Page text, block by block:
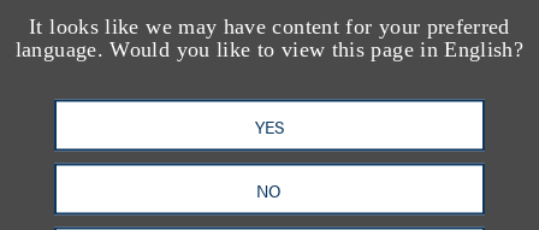
It looks like we may have content for your preferred
language. Would you like to view this page in English?
YES
NO
芝加哥
华盛顿特区
旧金山 泰森斯
代表处
香港